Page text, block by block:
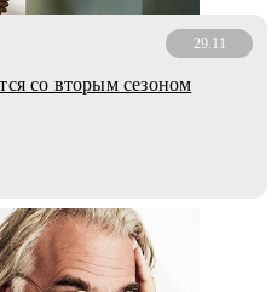
29.11
со вторым сезоном